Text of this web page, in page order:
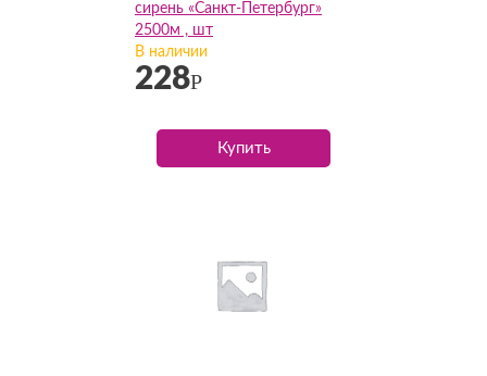
сирень «Санкт-Петербург»
2500м , шт
В наличии
228Р
Купить